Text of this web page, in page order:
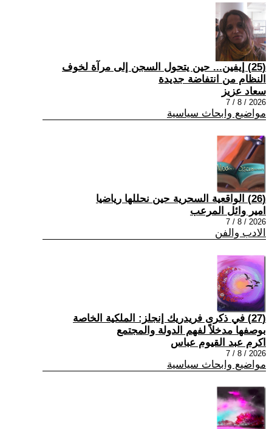
(25) إيفين... حين يتحول السجن إلى مرآة لخوف
النظام من انتفاضة جديدة
سعاد عزيز
2026 / 8 / 7
مواضيع وابحاث سياسية
(26) الواقعية السحرية حين نحللها رياضيا
امير وائل المرعب
2026 / 8 / 7
الادب والفن
(27) في ذكرى فريدريك إنجلز: الملكية الخاصة
بوصفها مدخلاً لفهم الدولة والمجتمع
اكرم عبد القيوم عباس
2026 / 8 / 7
مواضيع وابحاث سياسية